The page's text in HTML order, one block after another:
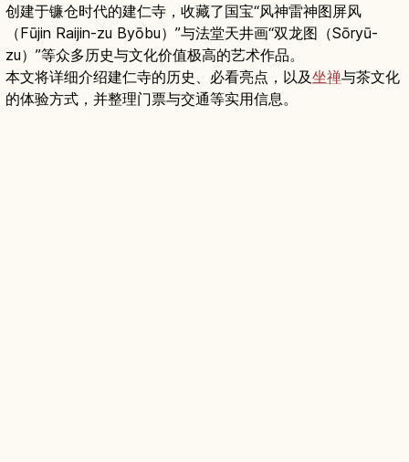
创建于镰仓时代的建仁寺，收藏了国宝“风神雷神图屏风
（Fūjin Raijin-zu Byōbu）”与法堂天井画“双龙图（Sōryū-
zu）”等众多历史与文化价值极高的艺术作品。
本文将详细介绍建仁寺的历史、必看亮点，以及坐禅与茶文化
的体验方式，并整理门票与交通等实用信息。